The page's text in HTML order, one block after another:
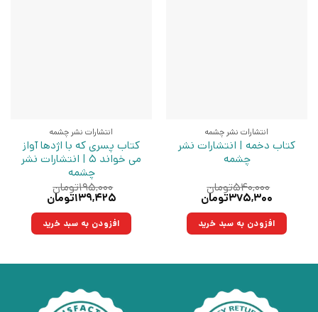
انتشارات نشر چشمه
کتاب دخمه | انتشارات نشر
چشمه
۵۴۰,۰۰۰تومان
قیمت
۵۴۰,۰۰۰تومان
بود.
۳۷۵,۳۰۰تومان
۳۷۵,۳۰۰تومان.افزودن به سبد خرید
انتشارات نشر چشمه
کتاب پسری که با اژدها آواز
می خواند 5 | انتشارات نشر
چشمه
۱۹۵,۰۰۰تومان
قیمت
۱۹۵,۰۰۰تومان
بود.
۱۳۹,۴۲۵تومان
۱۳۹,۴۲۵تومان.افزودن به سبد خرید